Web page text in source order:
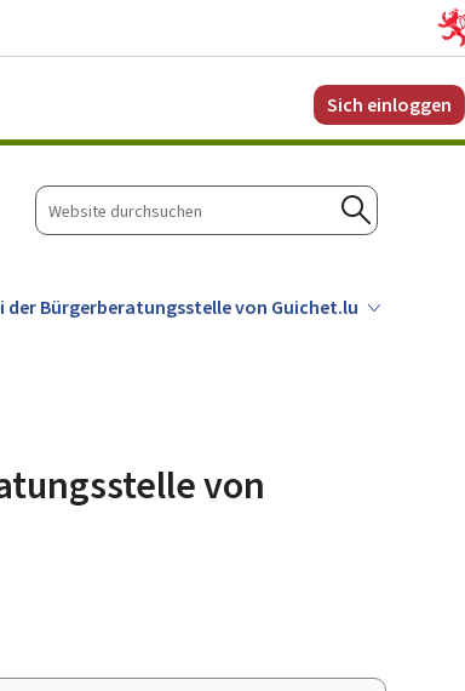
Sich einloggen
Website
durchsuchen
Suchen
der Bürgerberatungsstelle von Guichet.lu
von